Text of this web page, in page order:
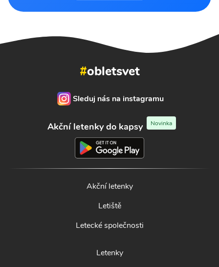
#obletsvet
Sleduj nás na instagramu
Akční letenky do kapsy Novinka
Akční letenky
Letiště
Letecké společnosti
Letenky